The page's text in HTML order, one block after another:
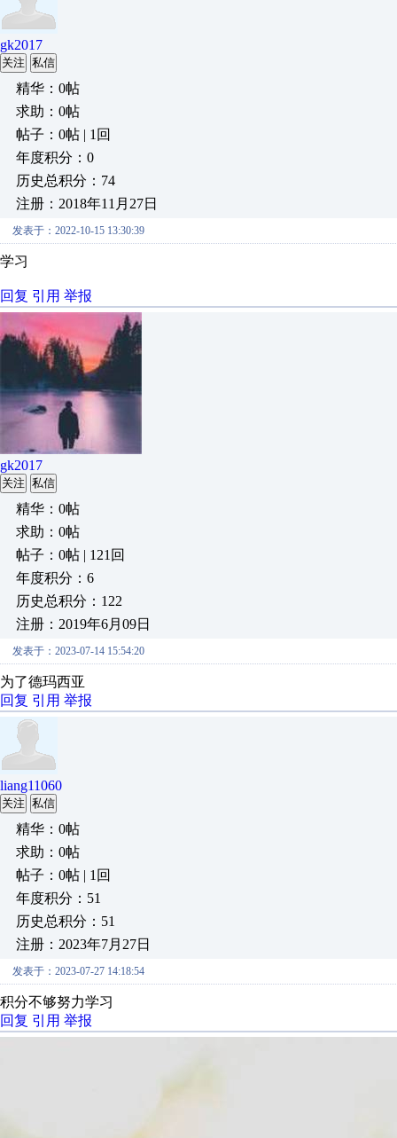
gk2017
关注 私信
精华：0帖
求助：0帖
帖子：0帖 | 1回
年度积分：0
历史总积分：74
注册：2018年11月27日
发表于：2022-10-15 13:30:39
学习
回复 引用 举报
gk2017
关注 私信
精华：0帖
求助：0帖
帖子：0帖 | 121回
年度积分：6
历史总积分：122
注册：2019年6月09日
发表于：2023-07-14 15:54:20
为了德玛西亚
回复 引用 举报
liang11060
关注 私信
精华：0帖
求助：0帖
帖子：0帖 | 1回
年度积分：51
历史总积分：51
注册：2023年7月27日
发表于：2023-07-27 14:18:54
积分不够努力学习
回复 引用 举报